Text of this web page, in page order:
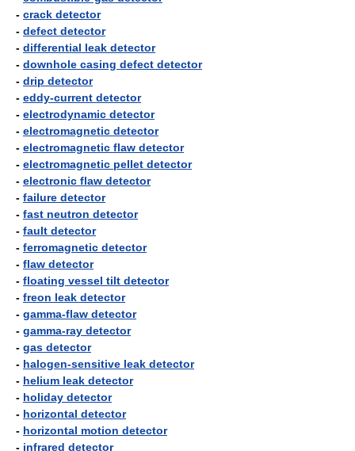
- crack detector
- defect detector
- differential leak detector
- downhole casing defect detector
- drip detector
- eddy-current detector
- electrodynamic detector
- electromagnetic detector
- electromagnetic flaw detector
- electromagnetic pellet detector
- electronic flaw detector
- failure detector
- fast neutron detector
- fault detector
- ferromagnetic detector
- flaw detector
- floating vessel tilt detector
- freon leak detector
- gamma-flaw detector
- gamma-ray detector
- gas detector
- halogen-sensitive leak detector
- helium leak detector
- holiday detector
- horizontal detector
- horizontal motion detector
- infrared detector